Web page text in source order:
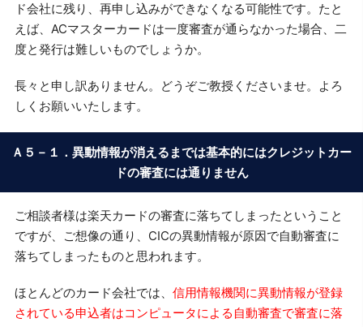
ド会社に残り、再申し込みができなくなる可能性です。たと
えば、ACマスターカードは一度審査が通らなかった場合、二
度と発行は難しいものでしょうか。
長々と申し訳ありません。どうぞご教授くださいませ。よろ
しくお願いいたします。
Ａ５－１．異動情報が消えるまでは基本的にはクレジットカー
ドの審査には通りません
ご相談者様は楽天カードの審査に落ちてしまったということ
ですが、ご想像の通り、CICの異動情報が原因で自動審査に
落ちてしまったものと思われます。
ほとんどのカード会社では、 信用情報機関に異動情報が登録
されている申込者はコンピュータによる自動審査で審査に落